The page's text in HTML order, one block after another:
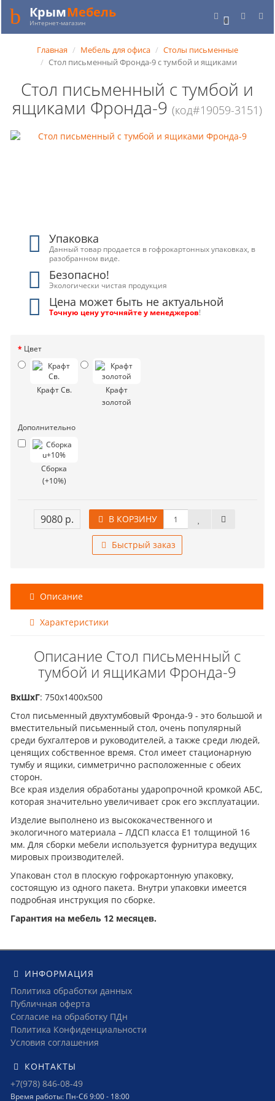
0
КрымМебель
Интернет-магазин
Главная Мебель для офиса
Столы письменные
Стол письменный Фронда-9 с тумбой и ящиками
Стол письменный с тумбой и
ящиками Фронда-9(код#19059-3151)
Упаковка
Данный товар продается в гофрокартонных упаковках, в
разобранном виде.
Безопасно!
Экологически чистая продукция
Цена может быть не актуальной
Точную цену уточняйте у менеджеров!
Цвет
Крафт Св.
Крафт
золотой
Дополнительно
Сборка
(+10%)
9080 р. В КОРЗИНУ
Быстрый заказ
Описание
Характеристики
Описание Стол письменный с
тумбой и ящиками Фронда-9
ВхШхГ: 750х1400х500
Стол письменный двухтумбовый Фронда-9 - это большой и
вместительный письменный стол, очень популярный
среди бухгалтеров и руководителей, а также среди людей,
ценящих собственное время. Стол имеет стационарную
тумбу и ящики, симметрично расположенные с обеих
сторон.
Все края изделия обработаны ударопрочной кромкой АБС,
которая значительно увеличивает срок его эксплуатации.
Изделие выполнено из высококачественного и
экологичного материала – ЛДСП класса Е1 толщиной 16
мм. Для сборки мебели используется фурнитура ведущих
мировых производителей.
Упакован стол в плоскую гофрокартонную упаковку,
состоящую из одного пакета. Внутри упаковки имеется
подробная инструкция по сборке.
Гарантия на мебель 12 месяцев.
ИНФОРМАЦИЯ
Политика обработки данных
Публичная оферта
Согласие на обработку ПДн
Политика Конфиденциальности
Условия соглашения
КОНТАКТЫ
+7(978) 846-08-49
Время работы: Пн-Сб 9:00 - 18:00